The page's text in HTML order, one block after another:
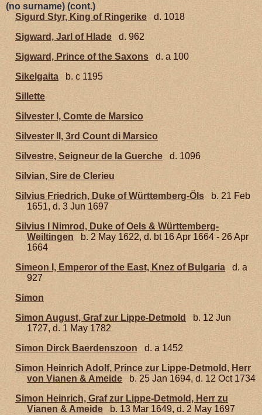
(no surname) (cont.)
Sigurd Styr, King of Ringerike
d. 1018
Sigward, Jarl of Hlade
d. 962
Sigward, Prince of the Saxons
d. a 100
Sikelgaita
b. c 1195
Sillette
Silvester I, Comte de Marsico
Silvester II, 3rd Count di Marsico
Silvestre, Seigneur de la Guerche
d. 1096
Silvian, Sire de Clerieu
Silvius Friedrich, Duke of Württemberg-Öls
b. 21 Feb
1651, d. 3 Jun 1697
Silvius I Nimrod, Duke of Oels & Württemberg-
Weiltingen
b. 2 May 1622, d. bt 16 Apr 1664 - 26 Apr
1664
Simeon I, Emperor of the East, Knez of Bulgaria
d. a
927
Simon
Simon August, Graf zur Lippe-Detmold
b. 12 Jun
1727, d. 1 May 1782
Simon Dirck Baerdenszoon
d. a 1452
Simon Heinrich Adolf, Prince zur Lippe-Detmold, Herr
von Vianen & Ameide
b. 25 Jan 1694, d. 12 Oct 1734
Simon Heinrich, Graf zur Lippe-Detmold, Herr zu
Vianen & Ameide
b. 13 Mar 1649, d. 2 May 1697